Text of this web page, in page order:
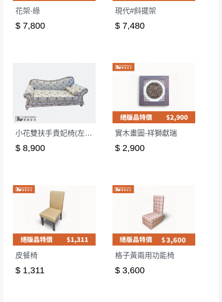
花架-綠
$ 7,800
現代#斜擺架
$ 7,480
小花雙扶手貴妃椅(左貴)
$ 8,900
實木畫圖-祥獅獻瑞
$ 2,900
皮餐椅
$ 1,311
格子黃兩用功能椅
$ 3,600